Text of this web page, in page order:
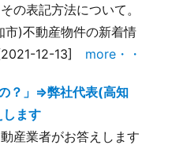
の表記方法について。
市)不動産物件の新着情
12-13] more・・
？」⇒弊社代表(高知
ます
産業者がお答えします